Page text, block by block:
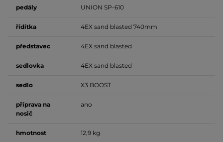
pedály UNION SP-610
řídítka 4EX sand blasted 740mm
představec 4EX sand blasted
sedlovka 4EX sand blasted
sedlo X3 BOOST
příprava na
nosič
ano
hmotnost 12,9 kg